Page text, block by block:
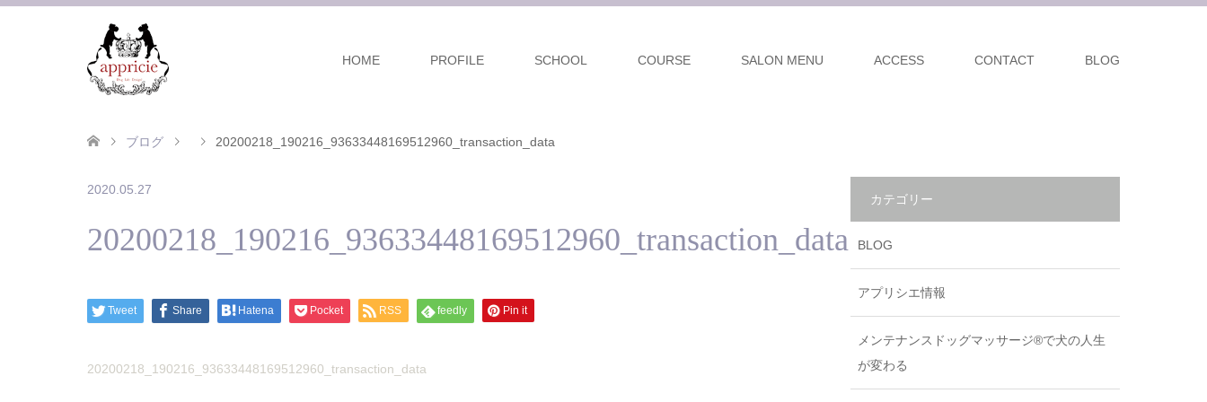
HOME PROFILE SCHOOL COURSE SALON MENU ACCESS CONTACT BLOG
ブログ 20200218_190216_93633448169512960_transaction_data
2020.05.27
20200218_190216_93633448169512960_transaction_data
Tweet Share Hatena Pocket RSS feedly Pin it
20200218_190216_93633448169512960_transaction_data
カテゴリー
BLOG
アプリシエ情報
メンテナンスドッグマッサージ®で犬の人生
が変わる